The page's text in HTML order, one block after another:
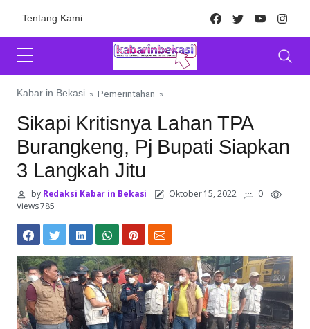
Tentang Kami Facebook
TwitterYoutube
Kabar in Bekasi » Pemerintahan »
Sikapi Kritisnya Lahan TPA
Burangkeng, Pj Bupati Siapkan
3 Langkah Jitu
byRedaksi Kabar in Bekasi Oktober 15, 2022
0
Views 785